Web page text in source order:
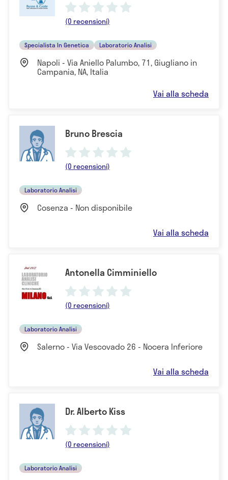
(0 recensioni)
Specialista In Genetica Laboratorio Analisi
Napoli - Via Aniello Palumbo, 71, Giugliano in
Campania, NA, Italia
Vai alla scheda
Bruno Brescia
(0 recensioni)
Laboratorio Analisi
Cosenza - Non disponibile
Vai alla scheda
Antonella Cimminiello
(0 recensioni)
Laboratorio Analisi
Salerno - Via Vescovado 26 - Nocera Inferiore
Vai alla scheda
Dr. Alberto Kiss
(0 recensioni)
Laboratorio Analisi